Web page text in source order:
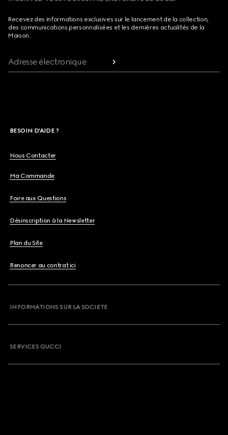
Recevez des informations exclusives sur le lancement de la collection,
des communications personnalisées et les dernières actualités de la
Maison.
Adresse électronique
BESOIN D'AIDE ?
Nous Contacter
Ma Commande
Foire aux Questions
Désinscription à la Newsletter
Plan du Site
Renoncer au contrat ici
INFORMATIONS SUR LA SOCIETE
SERVICES GUCCI